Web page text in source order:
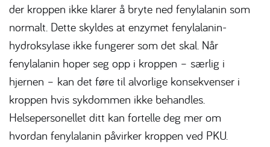
der kroppen ikke klarer å bryte ned fenylalanin som
normalt. Dette skyldes at enzymet fenylalanin-
hydroksylase ikke fungerer som det skal. Når
fenylalanin hoper seg opp i kroppen – særlig i
hjernen – kan det føre til alvorlige konsekvenser i
kroppen hvis sykdommen ikke behandles.
Helsepersonellet ditt kan fortelle deg mer om
hvordan fenylalanin påvirker kroppen ved PKU.